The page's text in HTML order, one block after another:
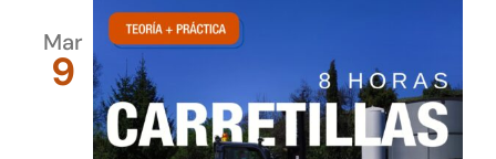
Mar
9